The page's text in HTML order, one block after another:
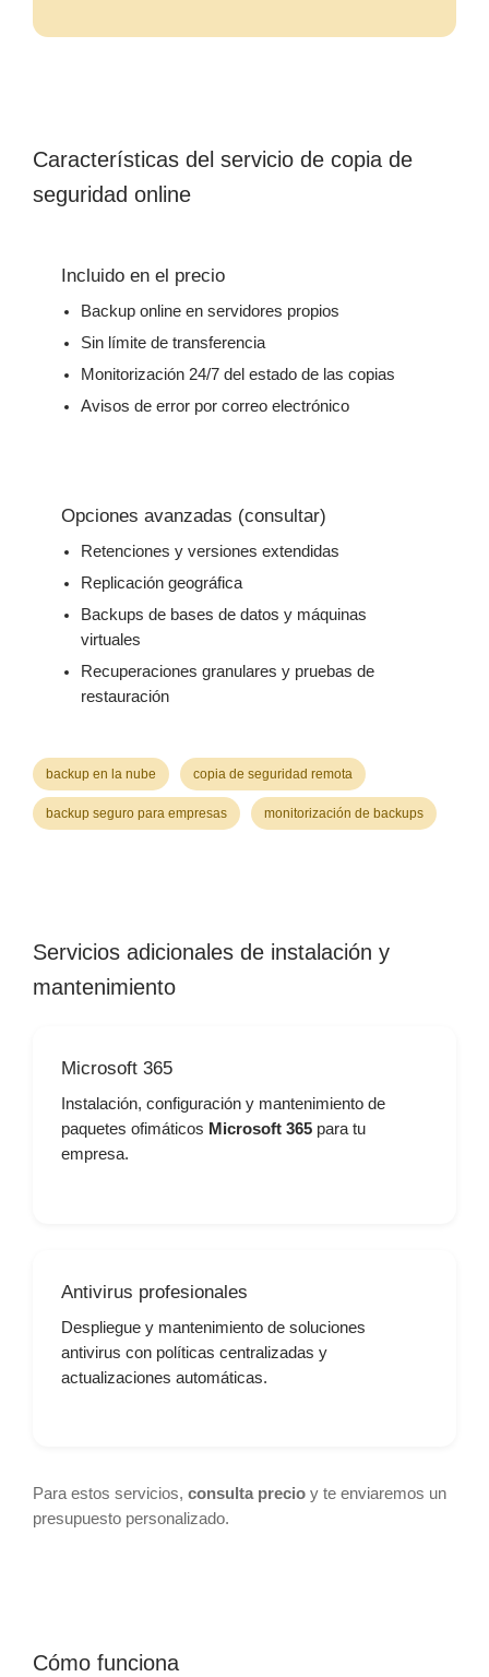
Características del servicio de copia de
seguridad online
Incluido en el precio
Backup online en servidores propios
Sin límite de transferencia
Monitorización 24/7 del estado de las copias
Avisos de error por correo electrónico
Opciones avanzadas (consultar)
Retenciones y versiones extendidas
Replicación geográfica
Backups de bases de datos y máquinas
virtuales
Recuperaciones granulares y pruebas de
restauración
backup en la nube copia de seguridad remota
backup seguro para empresas monitorización de backups
Servicios adicionales de instalación y
mantenimiento
Microsoft 365
Instalación, configuración y mantenimiento de
paquetes ofimáticos Microsoft 365 para tu
empresa.
Antivirus profesionales
Despliegue y mantenimiento de soluciones
antivirus con políticas centralizadas y
actualizaciones automáticas.
Para estos servicios, consulta precio y te enviaremos un
presupuesto personalizado.
Cómo funciona